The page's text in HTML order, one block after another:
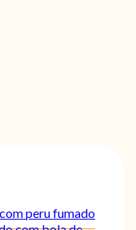
peru fumado